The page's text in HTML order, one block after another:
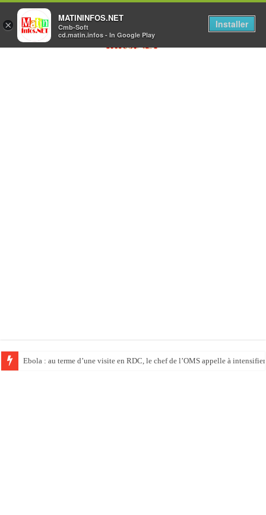
Ebola : au terme d’une visite en RDC, le chef de l’OMS appelle à
×
MATININFOS.NET
Cmb-Soft
cd.matin.infos - In Google Play
Installer